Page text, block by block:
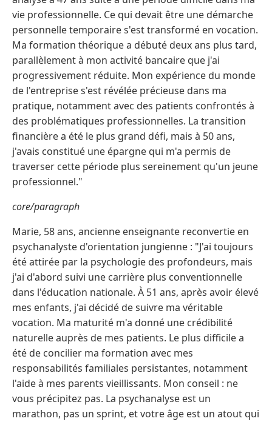
vie professionnelle. Ce qui devait être une démarche
personnelle temporaire s'est transformé en vocation.
Ma formation théorique a débuté deux ans plus tard,
parallèlement à mon activité bancaire que j'ai
progressivement réduite. Mon expérience du monde
de l'entreprise s'est révélée précieuse dans ma
pratique, notamment avec des patients confrontés à
des problématiques professionnelles. La transition
financière a été le plus grand défi, mais à 50 ans,
j'avais constitué une épargne qui m'a permis de
traverser cette période plus sereinement qu'un jeune
professionnel."
core/paragraph
Marie, 58 ans, ancienne enseignante reconvertie en
psychanalyste d'orientation jungienne : "J'ai toujours
été attirée par la psychologie des profondeurs, mais
j'ai d'abord suivi une carrière plus conventionnelle
dans l'éducation nationale. À 51 ans, après avoir élevé
mes enfants, j'ai décidé de suivre ma véritable
vocation. Ma maturité m'a donné une crédibilité
naturelle auprès de mes patients. Le plus difficile a
été de concilier ma formation avec mes
responsabilités familiales persistantes, notamment
l'aide à mes parents vieillissants. Mon conseil : ne
vous précipitez pas. La psychanalyse est un
marathon, pas un sprint, et votre âge est un atout qui